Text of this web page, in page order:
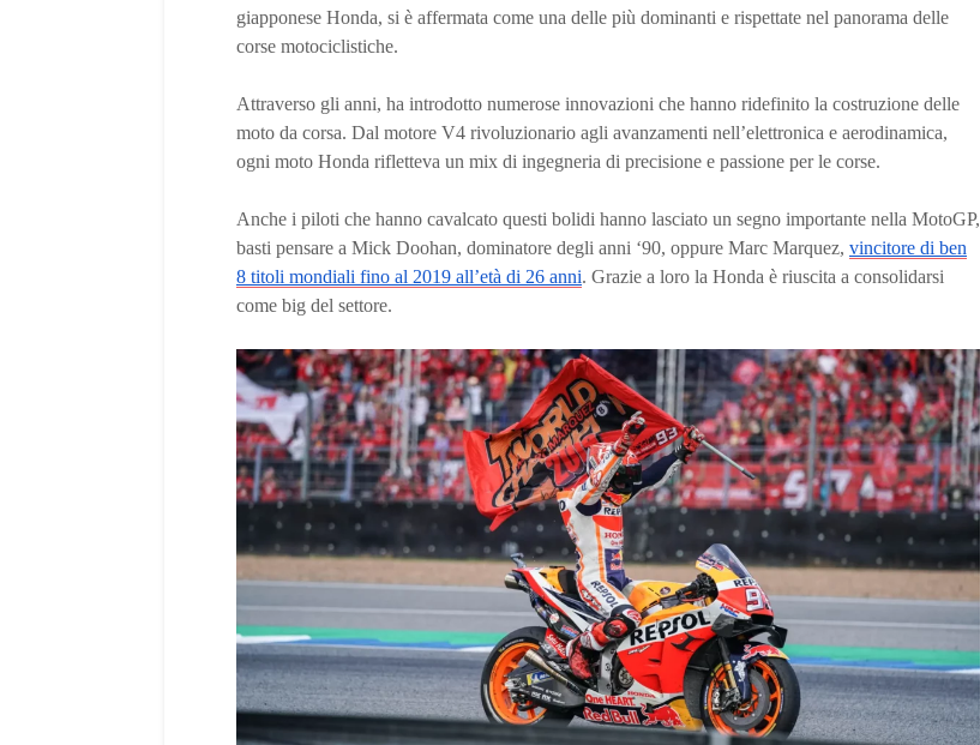
giapponese Honda, si è affermata come una delle più dominanti e rispettate nel panorama delle
corse motociclistiche.
Attraverso gli anni, ha introdotto numerose innovazioni che hanno ridefinito la costruzione delle
moto da corsa. Dal motore V4 rivoluzionario agli avanzamenti nell’elettronica e aerodinamica,
ogni moto Honda rifletteva un mix di ingegneria di precisione e passione per le corse.
Anche i piloti che hanno cavalcato questi bolidi hanno lasciato un segno importante nella MotoGP,
basti pensare a Mick Doohan, dominatore degli anni ‘90, oppure Marc Marquez, vincitore di ben
8 titoli mondiali fino al 2019 all’età di 26 anni. Grazie a loro la Honda è riuscita a consolidarsi
come big del settore.